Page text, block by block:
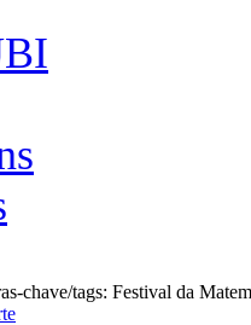
chave/tags: Festival da